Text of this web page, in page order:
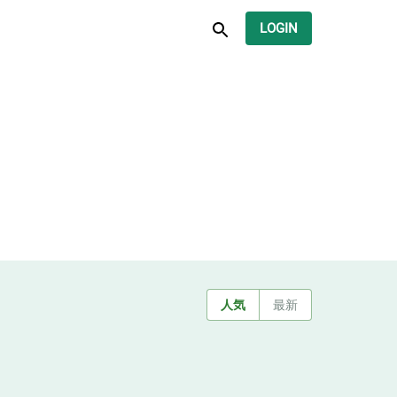
LOGIN
人気 最新